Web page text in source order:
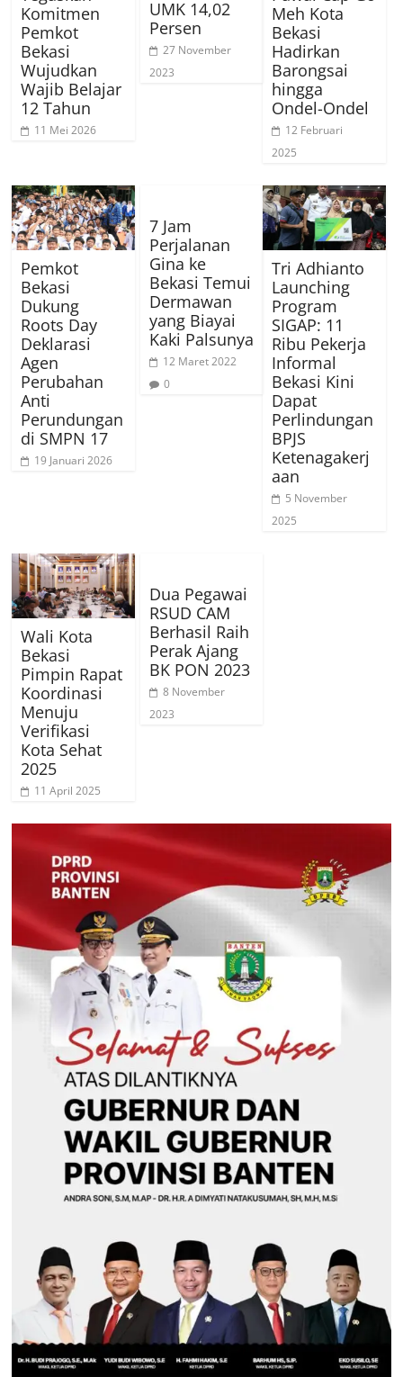
Komitmen
Pemkot
Bekasi
Wujudkan
Wajib Belajar
12 Tahun
11 Mei 2026
UMK 14,02
Persen
27 November
2023
Meh Kota
Bekasi
Hadirkan
Barongsai
hingga
Ondel-Ondel
12 Februari
2025
Pemkot
Bekasi
Dukung
Roots Day
Deklarasi
Agen
Perubahan
Anti
Perundungan
di SMPN 17
19 Januari 2026
7 Jam
Perjalanan
Gina ke
Bekasi Temui
Dermawan
yang Biayai
Kaki Palsunya
12 Maret 2022
0
Tri Adhianto
Launching
Program
SIGAP: 11
Ribu Pekerja
Informal
Bekasi Kini
Dapat
Perlindungan
BPJS
Ketenagakerj
aan
5 November
2025
Wali Kota
Bekasi
Pimpin Rapat
Koordinasi
Menuju
Verifikasi
Kota Sehat
2025
11 April 2025
Dua Pegawai
RSUD CAM
Berhasil Raih
Perak Ajang
BK PON 2023
8 November
2023